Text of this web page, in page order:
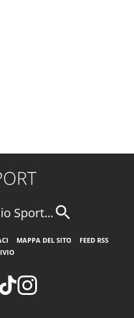
Sport...
MAPPA DEL SITO
FEED RSS